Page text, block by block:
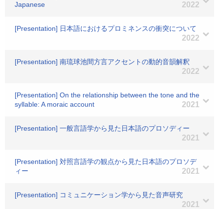
Japanese
2022
[Presentation] 日本語におけるプロミネンスの衝突について
2022
[Presentation] 南琉球池間方言アクセントの動的音韻解釈
2022
[Presentation] On the relationship between the tone and the
syllable: A moraic account
2021
[Presentation] 一般言語学から見た日本語のプロソディー
2021
[Presentation] 対照言語学の観点から見た日本語のプロソデ
ィー
2021
[Presentation] コミュニケーション学から見た音声研究
2021